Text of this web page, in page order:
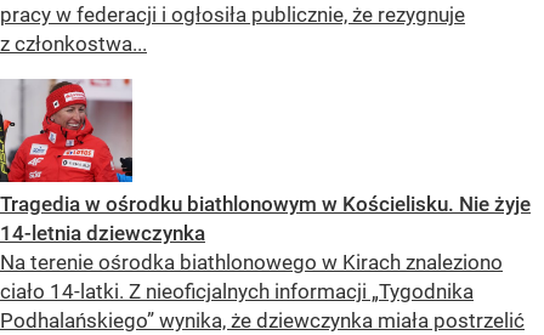
pracy w federacji i ogłosiła publicznie, że rezygnuje
z członkostwa...
Tragedia w ośrodku biathlonowym w Kościelisku. Nie żyje
14-letnia dziewczynka
Na terenie ośrodka biathlonowego w Kirach znaleziono
ciało 14-latki. Z nieoficjalnych informacji „Tygodnika
Podhalańskiego” wynika, że dziewczynka miała postrzelić